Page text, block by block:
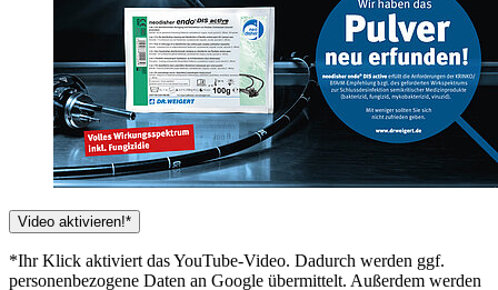
Video aktivieren!*
*Ihr Klick aktiviert das YouTube-Video. Dadurch werden ggf.
personenbezogene Daten an Google übermittelt. Außerdem werden